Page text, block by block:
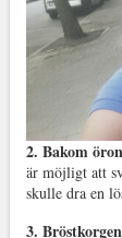
2. Bakom
är möjligt att
skulle dra en
3.